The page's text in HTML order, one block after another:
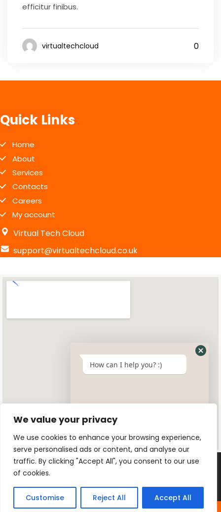
We value your privacy
We use cookies to enhance your browsing experience,
serve personalised ads or content, and analyse our
traffic. By clicking "Accept All", you consent to our use
of cookies.
Customise Reject All Accept All
efficitur finibus.
virtualtechcloud 0
Quick Links
Home
About
Services
Contacts
Careers
My account
Virtual Tech Cloud
support@virtualtechcloud.co.uk
© 2025 All rights reserved. Designed by
How can I help you? :)